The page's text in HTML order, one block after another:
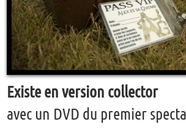
Existe en version collector
avec un DVD du premier